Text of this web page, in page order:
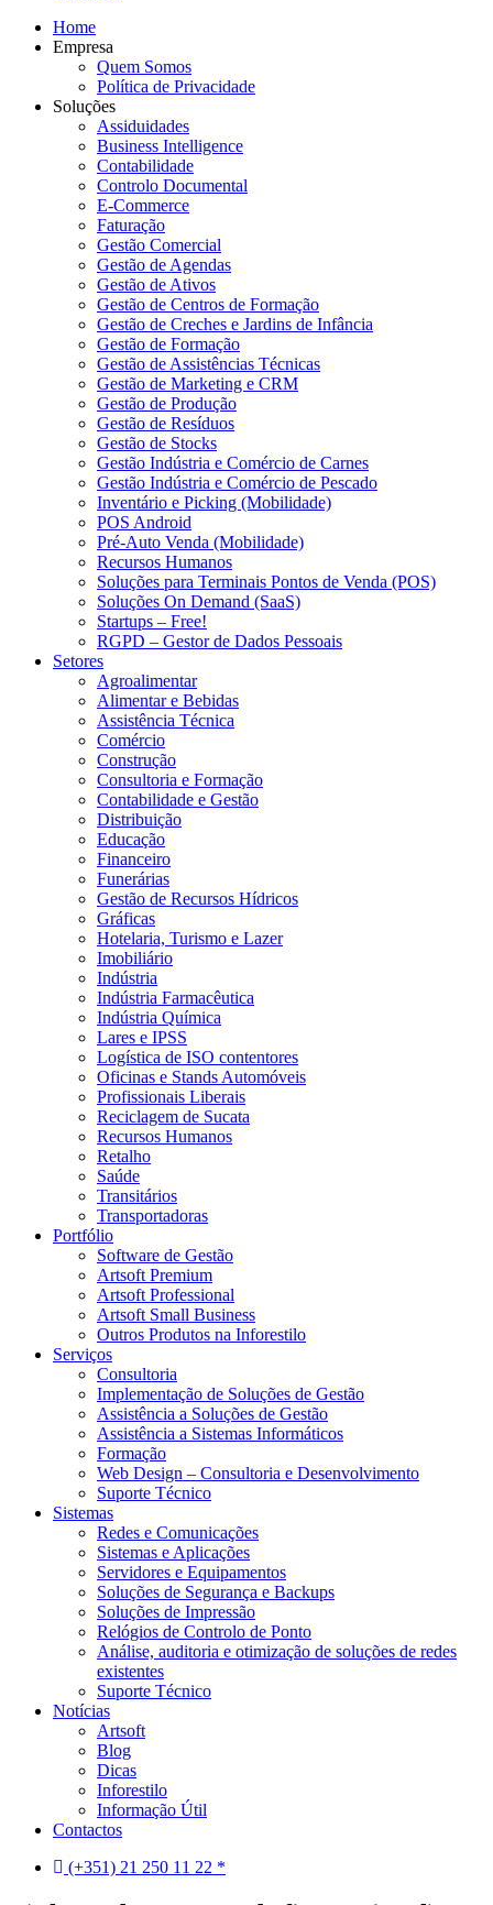
Home
Empresa
Quem Somos
Política de Privacidade
Soluções
Assiduidades
Business Intelligence
Contabilidade
Controlo Documental
E-Commerce
Faturação
Gestão Comercial
Gestão de Agendas
Gestão de Ativos
Gestão de Centros de Formação
Gestão de Creches e Jardins de Infância
Gestão de Formação
Gestão de Assistências Técnicas
Gestão de Marketing e CRM
Gestão de Produção
Gestão de Resíduos
Gestão de Stocks
Gestão Indústria e Comércio de Carnes
Gestão Indústria e Comércio de Pescado
Inventário e Picking (Mobilidade)
POS Android
Pré-Auto Venda (Mobilidade)
Recursos Humanos
Soluções para Terminais Pontos de Venda (POS)
Soluções On Demand (SaaS)
Startups – Free!
RGPD – Gestor de Dados Pessoais
Setores
Agroalimentar
Alimentar e Bebidas
Assistência Técnica
Comércio
Construção
Consultoria e Formação
Contabilidade e Gestão
Distribuição
Educação
Financeiro
Funerárias
Gestão de Recursos Hídricos
Gráficas
Hotelaria, Turismo e Lazer
Imobiliário
Indústria
Indústria Farmacêutica
Indústria Química
Lares e IPSS
Logística de ISO contentores
Oficinas e Stands Automóveis
Profissionais Liberais
Reciclagem de Sucata
Recursos Humanos
Retalho
Saúde
Transitários
Transportadoras
Portfólio
Software de Gestão
Artsoft Premium
Artsoft Professional
Artsoft Small Business
Outros Produtos na Inforestilo
Serviços
Consultoria
Implementação de Soluções de Gestão
Assistência a Soluções de Gestão
Assistência a Sistemas Informáticos
Formação
Web Design – Consultoria e Desenvolvimento
Suporte Técnico
Sistemas
Redes e Comunicações
Sistemas e Aplicações
Servidores e Equipamentos
Soluções de Segurança e Backups
Soluções de Impressão
Relógios de Controlo de Ponto
Análise, auditoria e otimização de soluções de redes
existentes
Suporte Técnico
Notícias
Artsoft
Blog
Dicas
Inforestilo
Informação Útil
Contactos
(+351) 21 250 11 22 *